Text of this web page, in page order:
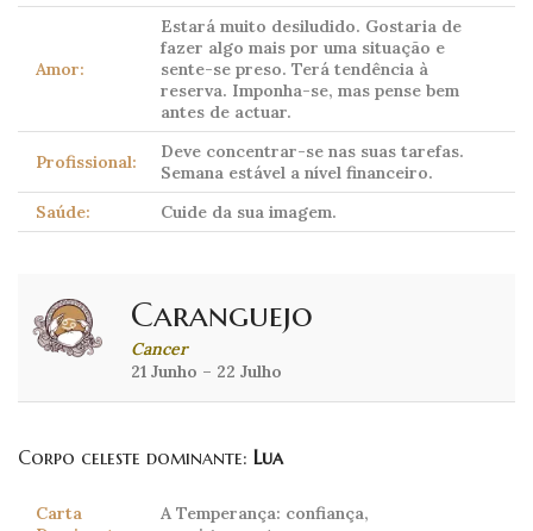
Amor:
Estará muito desiludido. Gostaria de
fazer algo mais por uma situação e
sente-se preso. Terá tendência à
reserva. Imponha-se, mas pense bem
antes de actuar.
Profissional:
Deve concentrar-se nas suas tarefas.
Semana estável a nível financeiro.
Saúde:
Cuide da sua imagem.
Caranguejo
Cancer
21 Junho – 22 Julho
Corpo celeste dominante: Lua
Carta
A Temperança: confiança,